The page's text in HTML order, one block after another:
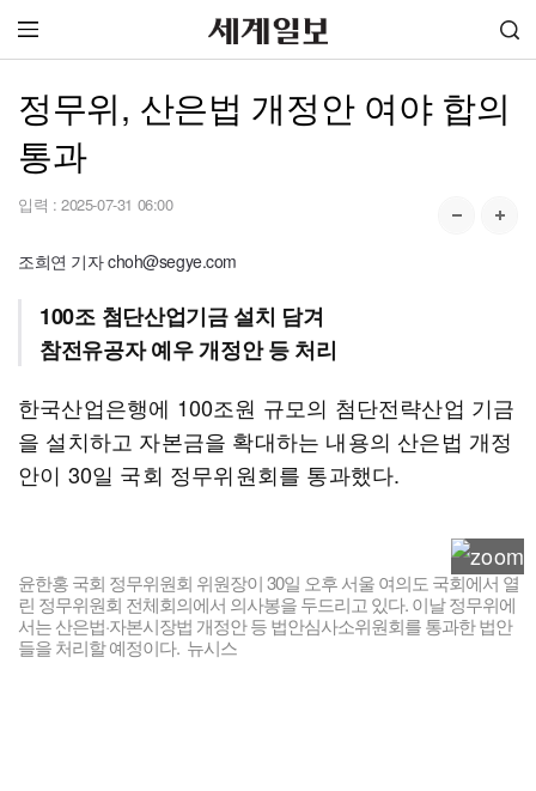
정무위, 산은법 개정안 여야 합의
통과
입력 : 2025-07-31 06:00
조희연 기자 choh@segye.com
100조 첨단산업기금 설치 담겨
참전유공자 예우 개정안 등 처리
한국산업은행에 100조원 규모의 첨단전략산업 기금
을 설치하고 자본금을 확대하는 내용의 산은법 개정
안이 30일 국회 정무위원회를 통과했다.
윤한홍 국회 정무위원회 위원장이 30일 오후 서울 여의도 국회에서 열
린 정무위원회 전체회의에서 의사봉을 두드리고 있다. 이날 정무위에
서는 산은법·자본시장법 개정안 등 법안심사소위원회를 통과한 법안
들을 처리할 예정이다. 뉴시스